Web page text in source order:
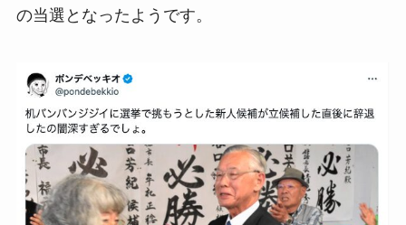
の当選となったようです。